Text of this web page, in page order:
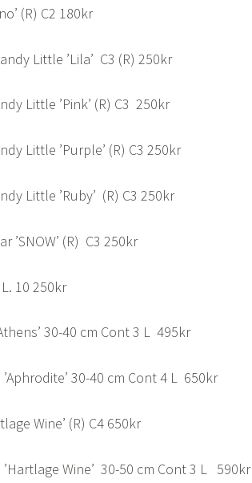
(R) C2 180kr
Little ’Lila’ C3 (R) 250kr
Little ’Pink’ (R) C3 250kr
Little ’Purple’ (R) C3 250kr
Little ’Ruby’ (R) C3 250kr
’SNOW’ (R) C3 250kr
10 250kr
30-40 cm Cont 3 L 495kr
30-40 cm Cont 4 L 650kr
Wine’ (R) C4 650kr
Wine’ 30-50 cm Cont 3 L 590kr